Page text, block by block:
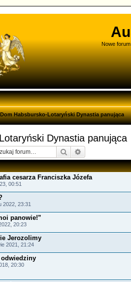
Nowe
Dom Habsbursko-Lotaryński Dynastia panująca
Dynastia panująca
Szukaj
cesarza Franciszka Józefa
00:51
2022, 23:31
panowie!”
20:23
Jerozolimy
2021, 21:24
20:30